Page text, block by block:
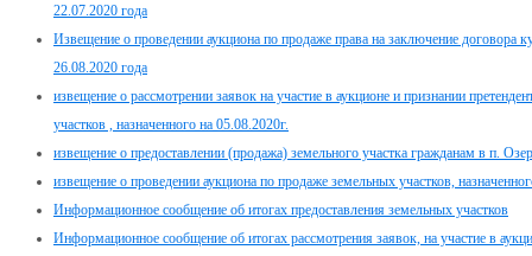
22.07.2020 года
Извещение о проведении аукциона по продаже права на заключение договора
26.08.2020 года
извещение о рассмотрении заявок на участие в аукционе и признании
участков , назначенного на 05.08.2020г.
извещение о предоставлении (продажа) земельного участка гражданам в п.
извещение о проведении аукциона по продаже земельных участков,
Информационное сообщение об итогах предоставления земельных участков
Информационное сообщение об итогах рассмотрения заявок, на участие в